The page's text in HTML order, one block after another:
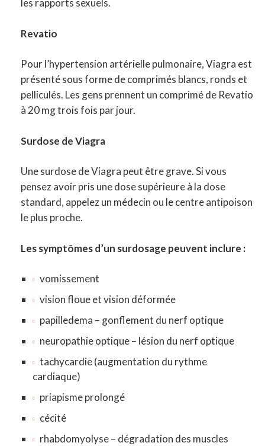
les rapports sexuels.
Revatio
Pour l’hypertension artérielle pulmonaire, Viagra est
présenté sous forme de comprimés blancs, ronds et
pelliculés. Les gens prennent un comprimé de Revatio
à 20 mg trois fois par jour.
Surdose de Viagra
Une surdose de Viagra peut être grave. Si vous
pensez avoir pris une dose supérieure à la dose
standard, appelez un médecin ou le centre antipoison
le plus proche.
Les symptômes d’un surdosage peuvent inclure :
vomissement
vision floue et vision déformée
papilledema – gonflement du nerf optique
neuropathie optique – lésion du nerf optique
tachycardie (augmentation du rythme
cardiaque)
priapisme prolongé
cécité
rhabdomyolyse – dégradation des muscles